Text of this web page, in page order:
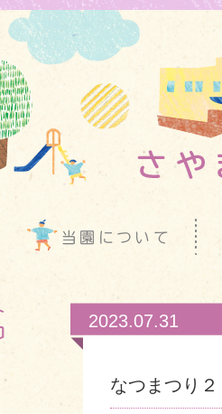
2023.07.31
なつまつり